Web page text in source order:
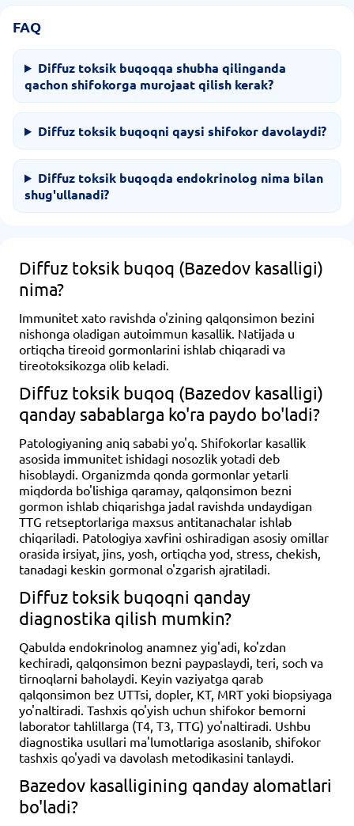
FAQ
Diffuz toksik buqoqqa shubha qilinganda
qachon shifokorga murojaat qilish kerak?
Diffuz toksik buqoqni qaysi shifokor davolaydi?
Diffuz toksik buqoqda endokrinolog nima bilan
shug'ullanadi?
Diffuz toksik buqoq (Bazedov kasalligi)
nima?
Immunitet xato ravishda o'zining qalqonsimon bezini
nishonga oladigan autoimmun kasallik. Natijada u
ortiqcha tireoid gormonlarini ishlab chiqaradi va
tireotoksikozga olib keladi.
Diffuz toksik buqoq (Bazedov kasalligi)
qanday sabablarga ko'ra paydo bo'ladi?
Patologiyaning aniq sababi yo'q. Shifokorlar kasallik
asosida immunitet ishidagi nosozlik yotadi deb
hisoblaydi. Organizmda qonda gormonlar yetarli
miqdorda bo'lishiga qaramay, qalqonsimon bezni
gormon ishlab chiqarishga jadal ravishda undaydigan
TTG retseptorlariga maxsus antitanachalar ishlab
chiqariladi. Patologiya xavfini oshiradigan asosiy omillar
orasida irsiyat, jins, yosh, ortiqcha yod, stress, chekish,
tanadagi keskin gormonal o'zgarish ajratiladi.
Diffuz toksik buqoqni qanday
diagnostika qilish mumkin?
Qabulda endokrinolog anamnez yig'adi, ko'zdan
kechiradi, qalqonsimon bezni paypaslaydi, teri, soch va
tirnoqlarni baholaydi. Keyin vaziyatga qarab
qalqonsimon bez UTTsi, dopler, KT, MRT yoki biopsiyaga
yo'naltiradi. Tashxis qo'yish uchun shifokor bemorni
laborator tahlillarga (T4, T3, TTG) yo'naltiradi. Ushbu
diagnostika usullari ma'lumotlariga asoslanib, shifokor
tashxis qo'yadi va davolash metodikasini tanlaydi.
Bazedov kasalligining qanday alomatlari
bo'ladi?